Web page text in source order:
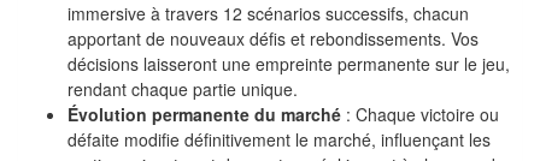
Pour
enfants
Pour
immersive à travers 12 scénarios successifs, chacun
apportant de nouveaux défis et rebondissements. Vos
décisions laisseront une empreinte permanente sur le jeu,
rendant chaque partie unique.
Évolution permanente du marché : Chaque victoire ou
défaite modifie définitivement le marché, influençant les